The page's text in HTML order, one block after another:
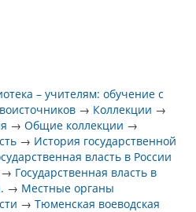
– учителям: обучение с
→ Коллекции →
→Общие коллекции →
→ История государственной
власть в России
→ Государственная власть в
→ Местные органы
→Тюменская воеводская